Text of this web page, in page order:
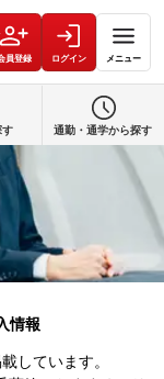
員登録 ログイン メニュー
情報
しています。
す 通勤・通学から探す